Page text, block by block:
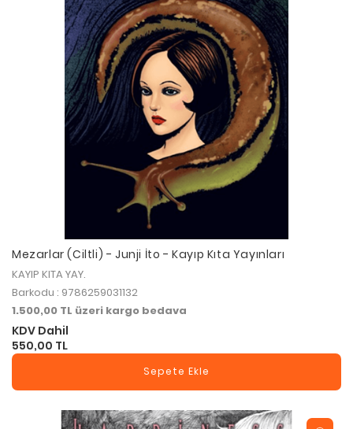
Mezarlar (Ciltli) - Junji İto - Kayıp Kıta Yayınları
KAYIP KITA YAY.
Barkodu : 9786259031132
1.500,00 TL üzeri kargo bedava
KDV Dahil
550,00 TL
Sepete Ekle